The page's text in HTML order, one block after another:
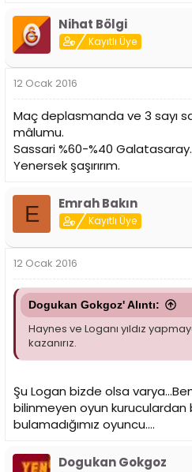
Nihat Bölgi
Kayıtlı Üye
12 Ocak 2016
Maç deplasmanda ve 3 sayı
mâlumu.
Sassari %60-%40 Galatasaray.
Yenersek şaşırırım.
E Emrah Bakın
Kayıtlı Üye
12 Ocak 2016
Dogukan Gokgoz' Alıntı:
Haynes ve Loganı yıldız
kazanırız.
Şu Logan bizde olsa
bilinmeyen oyun kuruculardan
bulamadığımız oyuncu....
Dogukan Gokgoz